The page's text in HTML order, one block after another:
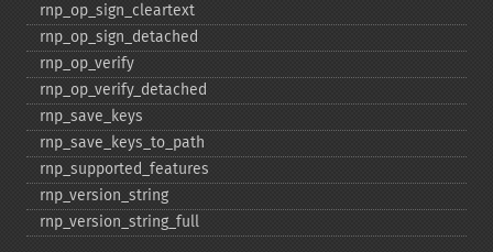
rnp_​op_​sign_​cleartext
rnp_​op_​sign_​detached
rnp_​op_​verify
rnp_​op_​verify_​detached
rnp_​save_​keys
rnp_​save_​keys_​to_​path
rnp_​supported_​features
rnp_​version_​string
rnp_​version_​string_​full